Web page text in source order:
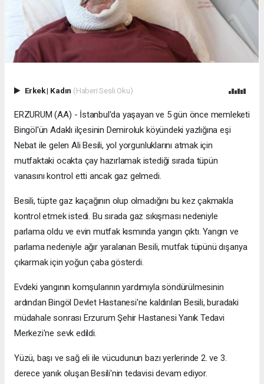
Erkek| Kadın (Haberi Sesli Oku)
ERZURUM (AA) - İstanbul'da yaşayan ve 5 gün önce memleketi
Bingöl'ün Adaklı ilçesinin Demiroluk köyündeki yazlığına eşi
Nebat ile gelen Ali Besili, yol yorgunluklarını atmak için
mutfaktaki ocakta çay hazırlamak istediği sırada tüpün
vanasını kontrol etti ancak gaz gelmedi.
Besili, tüpte gaz kaçağının olup olmadığını bu kez çakmakla
kontrol etmek istedi. Bu sırada gaz sıkışması nedeniyle
parlama oldu ve evin mutfak kısmında yangın çıktı. Yangın ve
parlama nedeniyle ağır yaralanan Besili, mutfak tüpünü dışarıya
çıkarmak için yoğun çaba gösterdi.
Evdeki yangının komşularının yardımıyla söndürülmesinin
ardından Bingöl Devlet Hastanesi'ne kaldırılan Besili, buradaki
müdahale sonrası Erzurum Şehir Hastanesi Yanık Tedavi
Merkezi'ne sevk edildi.
Yüzü, başı ve sağ eli ile vücudunun bazı yerlerinde 2. ve 3.
derece yanık oluşan Besili'nin tedavisi devam ediyor.